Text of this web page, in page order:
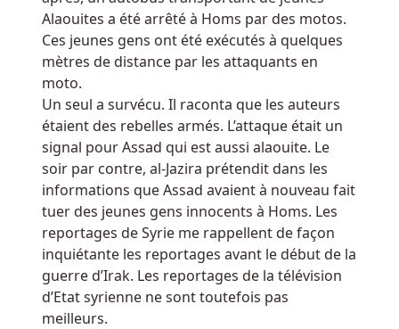
Alaouites a été arrêté à Homs par des motos.
Ces jeunes gens ont été exécutés à quelques
mètres de distance par les attaquants en
moto.
Un seul a survécu. Il raconta que les auteurs
étaient des rebelles armés. L’attaque était un
signal pour Assad qui est aussi alaouite. Le
soir par contre, al-Jazira prétendit dans les
informations que Assad avaient à nouveau fait
tuer des jeunes gens innocents à Homs. Les
reportages de Syrie me rappellent de façon
inquiétante les reportages avant le début de la
guerre d’Irak. Les reportages de la télévision
d’Etat syrienne ne sont toutefois pas
meilleurs.